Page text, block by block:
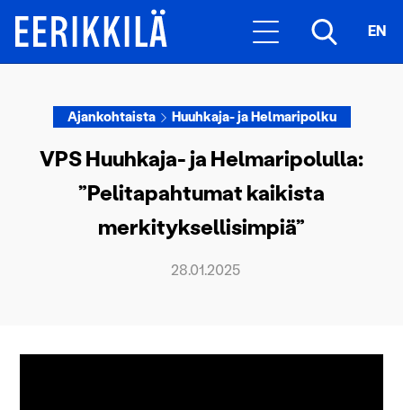
EN
Ajankohtaista Huuhkaja- ja Helmaripolku
VPS Huuhkaja- ja Helmaripolulla:
”Pelitapahtumat kaikista
merkityksellisimpiä”
28.01.2025